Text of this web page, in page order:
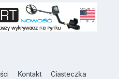
Kontakt Ciasteczka